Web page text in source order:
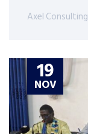
Axel Consulting
19
NOV